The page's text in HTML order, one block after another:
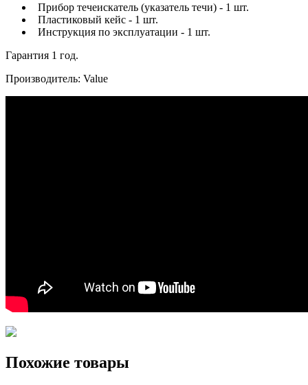
Прибор течеискатель (указатель течи) - 1 шт.
Пластиковый кейс - 1 шт.
Инструкция по эксплуатации - 1 шт.
Гарантия 1 год.
Производитель: Value
Похожие товары